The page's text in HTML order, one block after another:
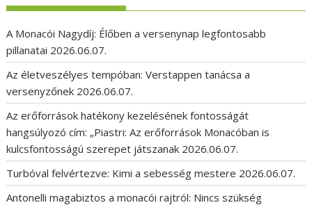
A Monacói Nagydíj: Élőben a versenynap legfontosabb
pillanatai 2026.06.07.
Az életveszélyes tempóban: Verstappen tanácsa a
versenyzőnek 2026.06.07.
Az erőforrások hatékony kezelésének fontosságát
hangsúlyozó cím: „Piastri: Az erőforrások Monacóban is
kulcsfontosságú szerepet játszanak 2026.06.07.
Turbóval felvértezve: Kimi a sebesség mestere 2026.06.07.
Antonelli magabiztos a monacói rajtról: Nincs szükség